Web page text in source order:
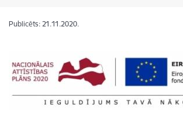
Publicēts: 21.11.2020.